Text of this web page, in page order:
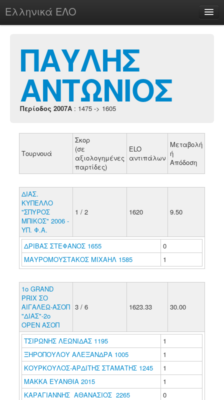
Ελληνικά ΕΛΟ
chesstu.be @ discord
Login
ΠΑΥΛΗΣ
ΑΝΤΩΝΙΟΣ
Περίοδος 2007A : 1475 -> 1605
Τουρνουά
Σκορ
(σε
αξιολογημένες
παρτίδες)
ELO
αντιπάλων
Μεταβολή
ή
Απόδοση
ΔΙΑΣ.
ΚΥΠΕΛΛΟ
"ΣΠΥΡΟΣ
ΜΠΙΚΟΣ" 2006 -
ΥΠ. Φ.Α.
1 / 2 1620 9.50
ΔΡΙΒΑΣ ΣΤΕΦΑΝΟΣ 1655
0
ΜΑΥΡΟΜΟΥΣΤΑΚΟΣ ΜΙΧΑΗΛ 1585
1
1ο GRAND
PRIX ΣΟ
ΑΙΓΑΛΕΩ-ΑΣΟΠ
"ΔΙΑΣ"-2ο
ΟΡΕΝ ΑΣΟΠ
3 / 6 1623.33 30.00
ΤΣΙΡΩΝΗΣ ΛΕΩΝΙΔΑΣ 1195
1
ΞΗΡΟΠΟΥΛΟΥ ΑΛΕΞΑΝΔΡΑ 1005
1
ΚΟΥΡΚΟΥΛΟΣ-ΑΡΔΙΤΗΣ ΣΤΑΜΑΤΗΣ 1245
1
ΜΑΚΚΑ ΕΥΑΝΘΙΑ 2015
1
ΚΑΡΑΓΙΑΝΝΗΣ ΑΘΑΝΑΣΙΟΣ 2265
0